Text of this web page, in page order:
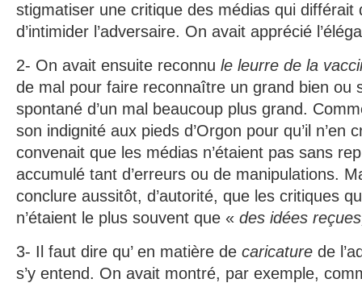
stigmatiser une critique des médias qui différait
d’intimider l’adversaire. On avait apprécié
2- On avait ensuite reconnu le leurre de la
de mal pour faire reconnaître un grand bien ou
spontané d’un mal beaucoup plus grand.
son indignité aux pieds d’Orgon pour qu’il n’en
convenait que les médias n’étaient pas sans
accumulé tant d’erreurs ou de manipulations.
conclure aussitôt, d’autorité, que les critiques
n’étaient le plus souvent que « des idées
3- Il faut dire qu’ en matière de caricature de
s’y entend. On avait montré, par exemple,